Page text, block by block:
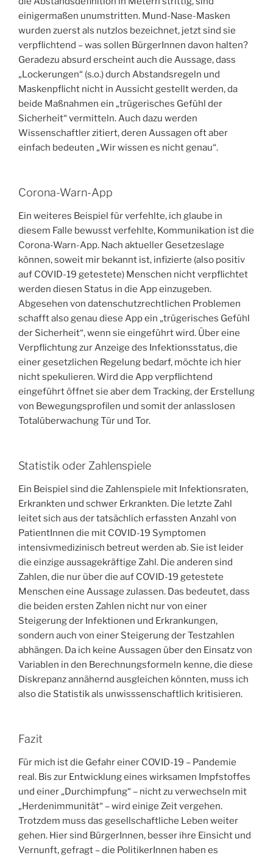
einigermaßen unumstritten. Mund-Nase-Masken
wurden zuerst als nutzlos bezeichnet, jetzt sind sie
verpflichtend – was sollen BürgerInnen davon halten?
Geradezu absurd erscheint auch die Aussage, dass
„Lockerungen“ (s.o.) durch Abstandsregeln und
Maskenpflicht nicht in Aussicht gestellt werden, da
beide Maßnahmen ein „trügerisches Gefühl der
Sicherheit“ vermitteln. Auch dazu werden
Wissenschaftler zitiert, deren Aussagen oft aber
einfach bedeuten „Wir wissen es nicht genau“.
Corona-Warn-App
Ein weiteres Beispiel für verfehlte, ich glaube in
diesem Falle bewusst verfehlte, Kommunikation ist die
Corona-Warn-App. Nach aktueller Gesetzeslage
können, soweit mir bekannt ist, infizierte (also positiv
auf COVID-19 getestete) Menschen nicht verpflichtet
werden diesen Status in die App einzugeben.
Abgesehen von datenschutzrechtlichen Problemen
schafft also genau diese App ein „trügerisches Gefühl
der Sicherheit“, wenn sie eingeführt wird. Über eine
Verpflichtung zur Anzeige des Infektionsstatus, die
einer gesetzlichen Regelung bedarf, möchte ich hier
nicht spekulieren. Wird die App verpflichtend
eingeführt öffnet sie aber dem Tracking, der Erstellung
von Bewegungsprofilen und somit der anlasslosen
Totalüberwachung Tür und Tor.
Statistik oder Zahlenspiele
Ein Beispiel sind die Zahlenspiele mit Infektionsraten,
Erkrankten und schwer Erkrankten. Die letzte Zahl
leitet sich aus der tatsächlich erfassten Anzahl von
PatientInnen die mit COVID-19 Symptomen
intensivmedizinisch betreut werden ab. Sie ist leider
die einzige aussagekräftige Zahl. Die anderen sind
Zahlen, die nur über die auf COVID-19 getestete
Menschen eine Aussage zulassen. Das bedeutet, dass
die beiden ersten Zahlen nicht nur von einer
Steigerung der Infektionen und Erkrankungen,
sondern auch von einer Steigerung der Testzahlen
abhängen. Da ich keine Aussagen über den Einsatz von
Variablen in den Berechnungsformeln kenne, die diese
Diskrepanz annähernd ausgleichen könnten, muss ich
also die Statistik als unwisssenschaftlich kritisieren.
Fazit
Für mich ist die Gefahr einer COVID-19 – Pandemie
real. Bis zur Entwicklung eines wirksamen Impfstoffes
und einer „Durchimpfung“ – nicht zu verwechseln mit
„Herdenimmunität“ – wird einige Zeit vergehen.
Trotzdem muss das gesellschaftliche Leben weiter
gehen. Hier sind BürgerInnen, besser ihre Einsicht und
Vernunft, gefragt – die PolitikerInnen haben es